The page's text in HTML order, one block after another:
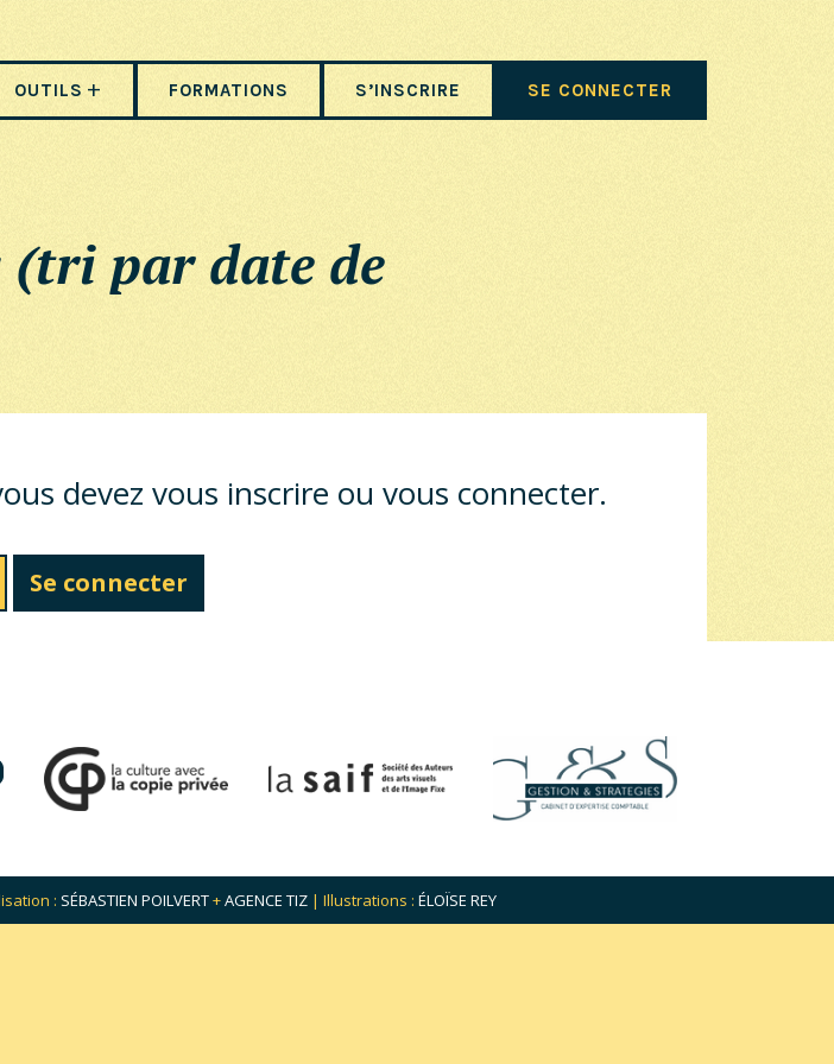
OUTILS FORMATIONS S’INSCRIRE SE CONNECTER
(tri par date de
devez vous inscrire ou vous connecter.
Se connecter
: SÉBASTIEN POILVERT+AGENCE TIZ| Illustrations : ÉLOÏSE REY